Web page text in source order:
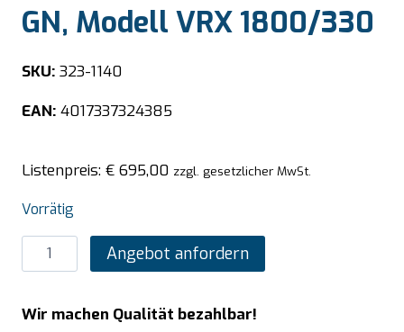
GN, Modell VRX 1800/330
SKU: 323-1140
EAN: 4017337324385
Listenpreis: € 695,00 zzgl. gesetzlicher MwSt.
Vorrätig
SARO
Kühlaufsatz
1/4
Angebot anfordern
Wir machen Qualität bezahlbar!